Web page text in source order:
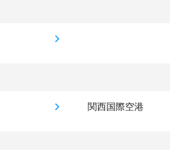
関西国際空港